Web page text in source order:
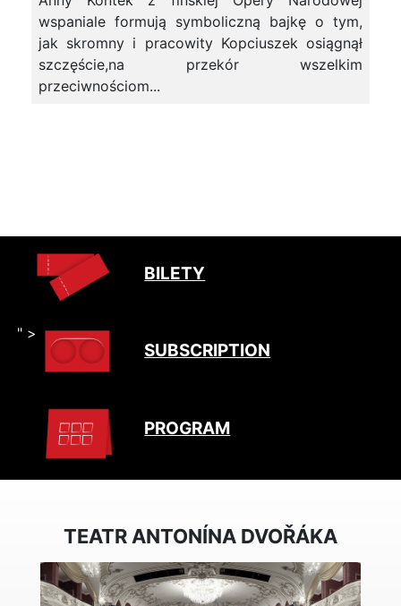
wspaniale formują symboliczną bajkę o tym,
jak skromny i pracowity Kopciuszek osiągnął
szczęście,na przekór wszelkim
przeciwnościom...
BILETY
" >
SUBSCRIPTION
PROGRAM
TEATR ANTONÍNA DVOŘÁKA